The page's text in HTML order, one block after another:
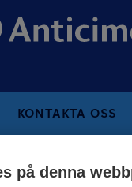
KONTAKTA OSS
075 245 10
på denna